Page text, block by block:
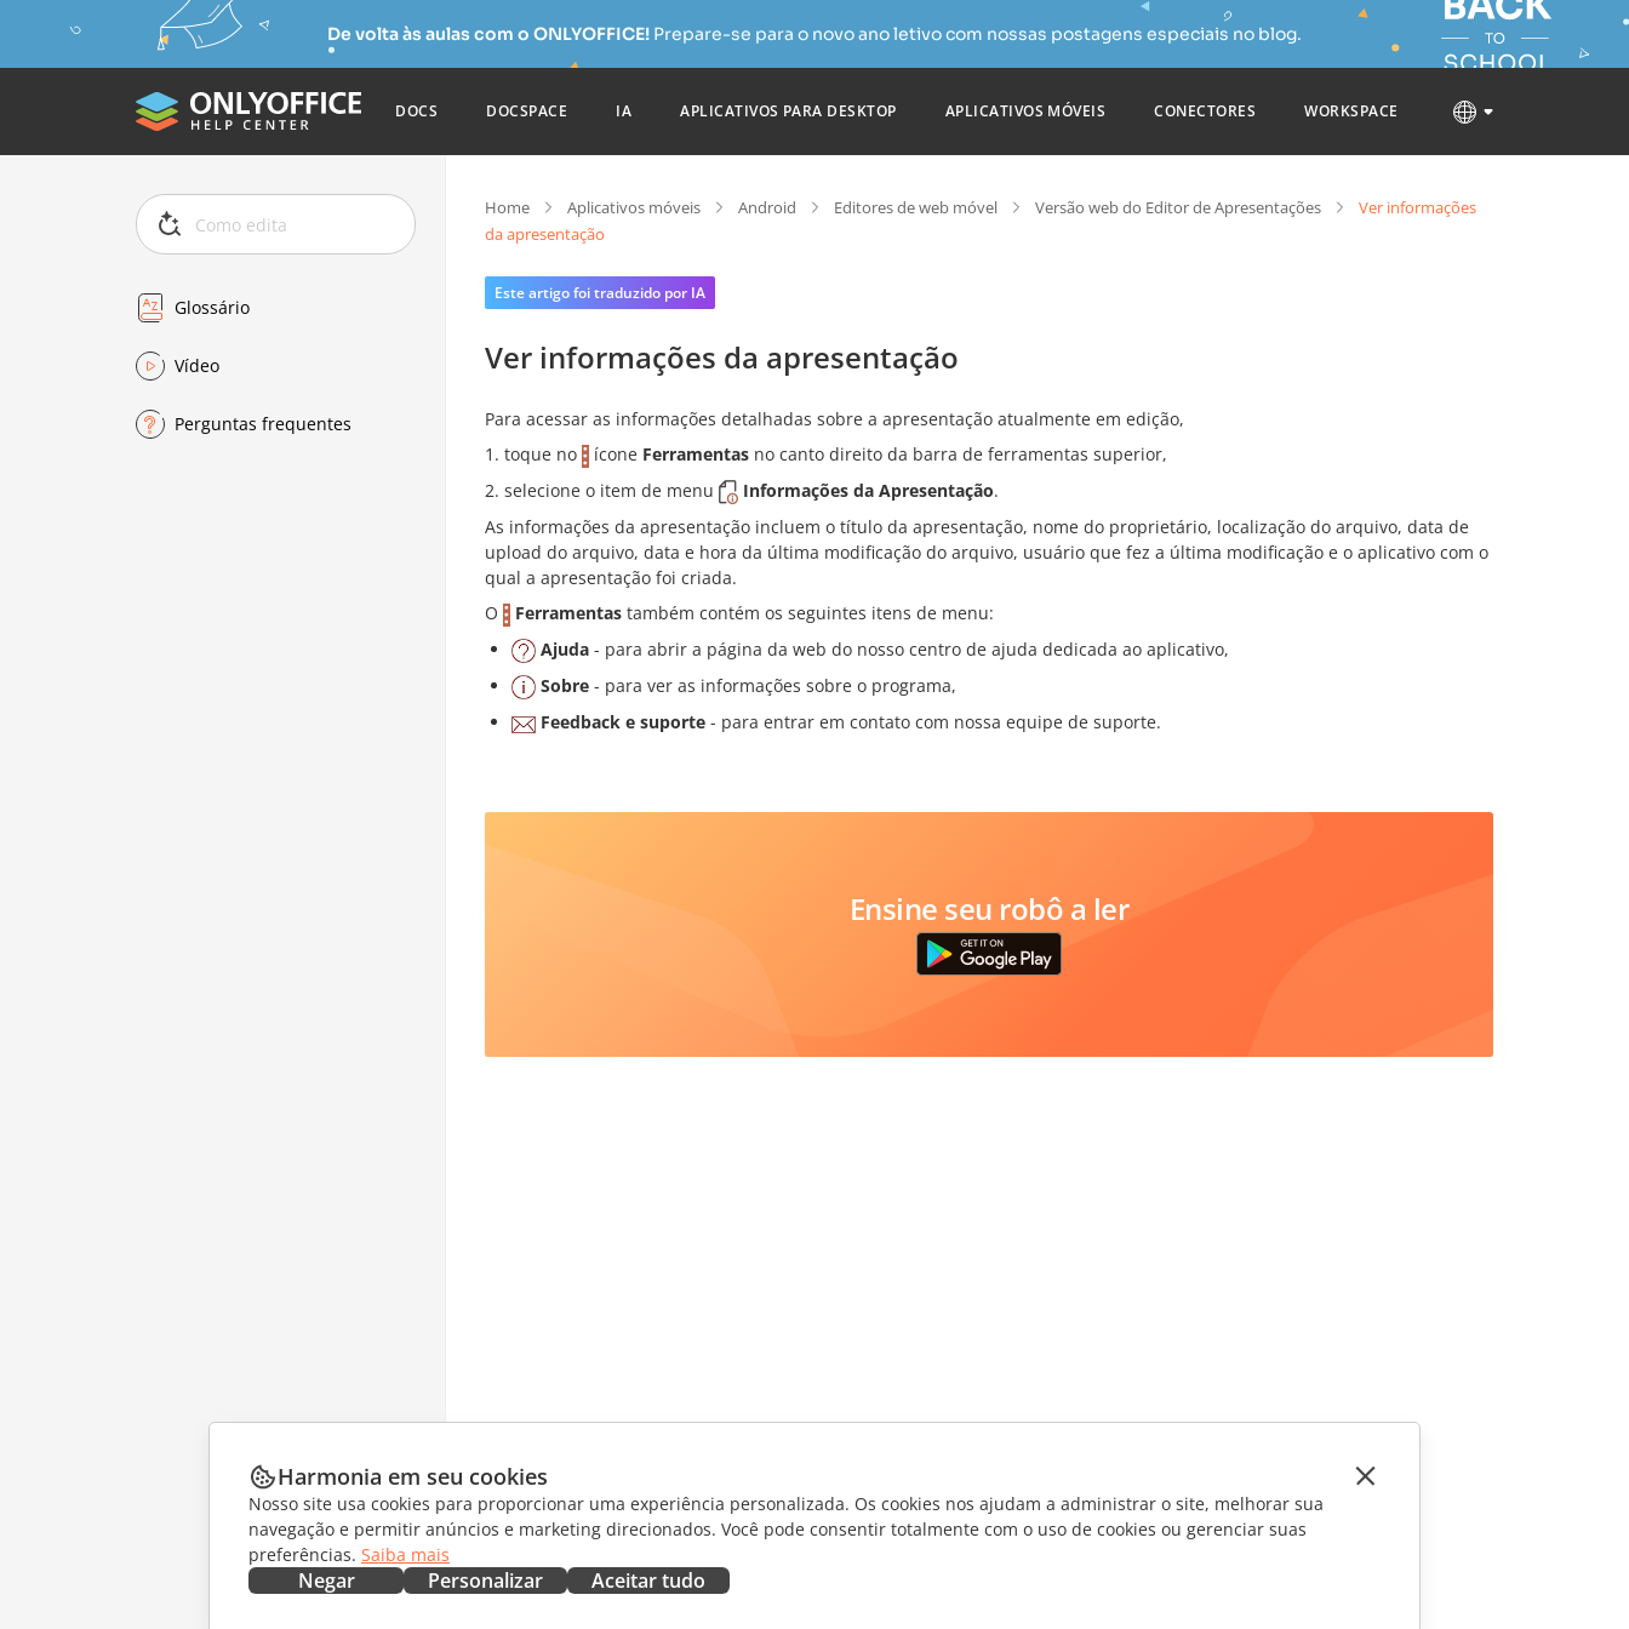
De volta às aulas com o ONLYOFFICE! Prepare-se para o novo ano letivo com nossas postagens especiais no blog.
DOCS DOCSPACE IA APLICATIVOS PARA DESKTOP APLICATIVOS MÓVEIS CONECTORES WORKSPACE
Glossário
Vídeo
Perguntas frequentes
Home Aplicativos móveis Android Editores de web móvel Versão web do Editor de Apresentações
Ver informações
da apresentação
Este artigo foi traduzido por IA
Ver informações da apresentação
Para acessar as informações detalhadas sobre a apresentação atualmente em edição,
toque no
ícone Ferramentas no canto direito da barra de ferramentas superior,
selecione o item de menu
Informações da Apresentação.
As informações da apresentação incluem o título da apresentação, nome do proprietário, localização do arquivo, data de
upload do arquivo, data e hora da última modificação do arquivo, usuário que fez a última modificação e o aplicativo com o
qual a apresentação foi criada.
O
Ferramentas também contém os seguintes itens de menu:
Ajuda - para abrir a página da web do nosso centro de ajuda dedicada ao aplicativo,
Sobre - para ver as informações sobre o programa,
Feedback e suporte - para entrar em contato com nossa equipe de suporte.
Ensine seu robô a ler
Harmonia em seu cookies
Nosso site usa cookies para proporcionar uma experiência personalizada. Os cookies nos ajudam a administrar o site, melhorar sua
navegação e permitir anúncios e marketing direcionados. Você pode consentir totalmente com o uso de cookies ou gerenciar suas
preferências. Saiba mais
Negar Personalizar Aceitar tudo